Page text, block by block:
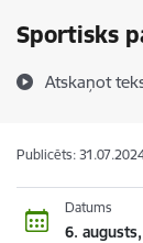
Sportisks
Atskaņot
Publicēts:
Datums
6.